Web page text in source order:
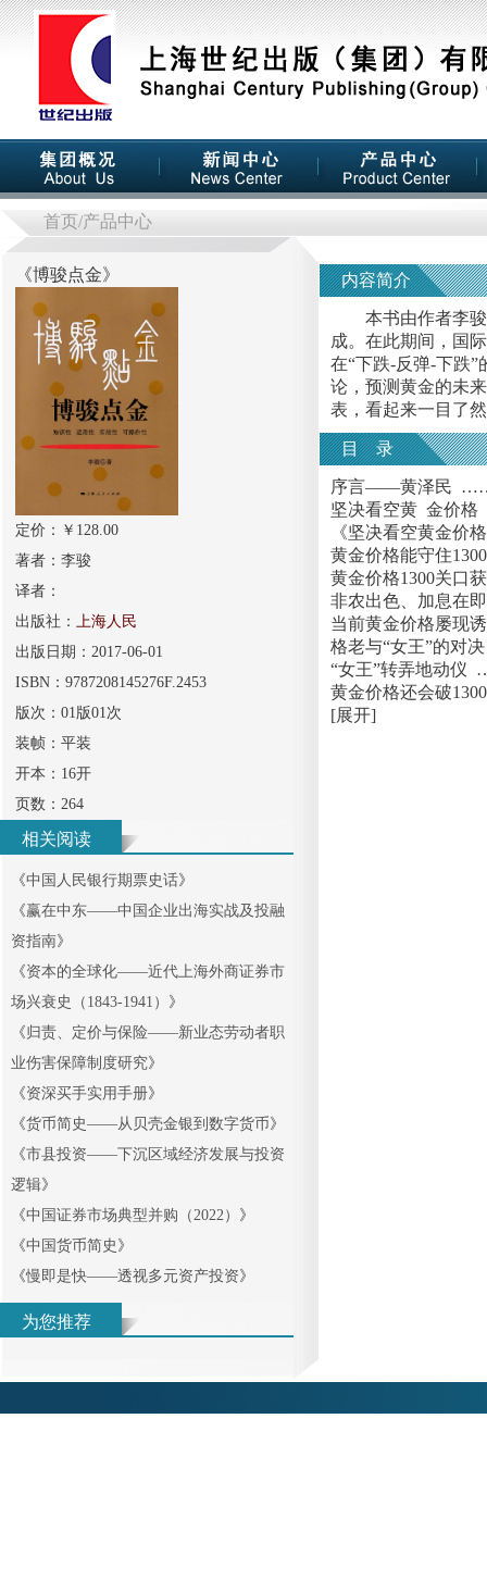
首页/产品中心
《博骏点金》
定价：￥ 128.00
著者： 李骏
译者：
出版社： 上海人民
出版日期： 2017-06-01
ISBN： 9787208145276F.2453
版次： 01版01次
装帧： 平装
开本： 16开
页数： 264
相关阅读
《中国人民银行期票史话》
《赢在中东——中国企业出海实战及投融
资指南》
《资本的全球化——近代上海外商证券市
场兴衰史（1843-1941） 》
《归责、定价与保险——新业态劳动者职
业伤害保障制度研究》
《资深买手实用手册》
《货币简史——从贝壳金银到数字货币》
《市县投资——下沉区域经济发展与投资
逻辑》
《中国证券市场典型并购（2022） 》
《中国货币简史 》
《慢即是快——透视多元资产投资》
为您推荐
内容简介
本书由作者李骏
成。在此期间，国
在“下跌-反弹-下跌
论，预测黄金的未
表，看起来一目了
目 录
序言——黄泽民
坚决看空黄 金价
《坚决看空黄金
黄金价格能守住
黄金价格1300关口
非农出色、加息在
当前黄金价格屡现
格老与“女王”的对
“女王”转弄地动仪
黄金价格还会破
[展开]